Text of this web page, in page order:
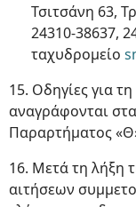
Τσιτσάνη 63,
24310-38637,
ταχυδρομείο
15. Οδηγίες για
αναγράφονται
Παραρτήματος
16. Μετά τη λήξη
αιτήσεων